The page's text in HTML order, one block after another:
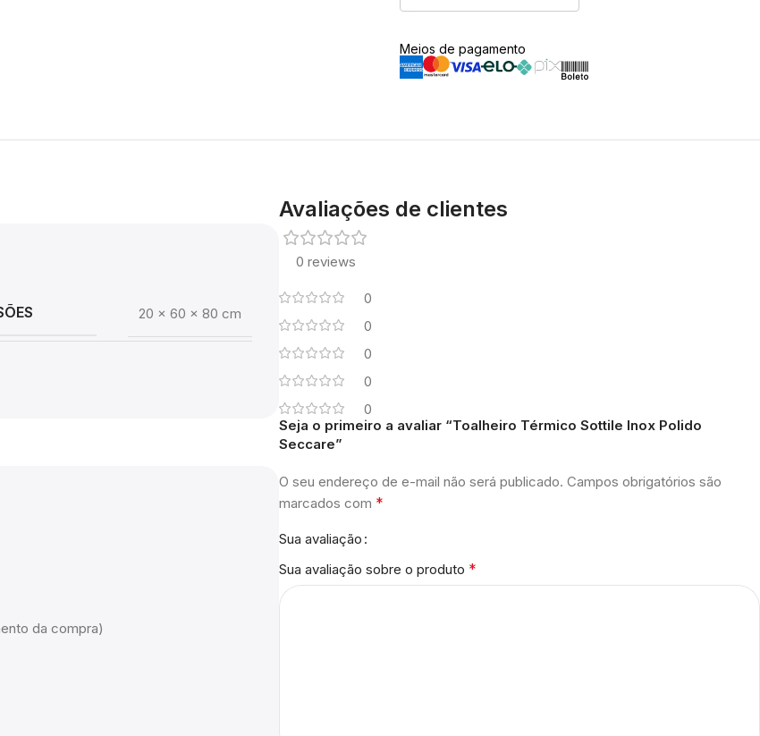
Meios de pagamento
20 × 60 × 80 cm
da compra)
Avaliações de clientes
0 reviews
0
0
0
0
0
Seja o primeiro a avaliar “Toalheiro Térmico Sottile Inox Polido
Seccare”
O seu endereço de e-mail não será publicado. Campos obrigatórios são
marcados com *
Sua avaliação
Sua avaliação sobre o produto *